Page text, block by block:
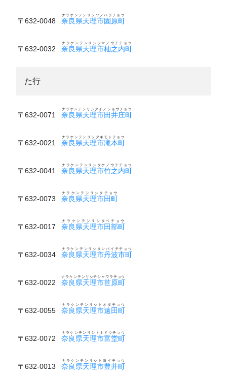
〒632-0048 奈良県天理市園原町
ナラケンテンリシソノハラチョウ
〒632-0032 奈良県天理市杣之内町
ナラケンテンリシソマノウチチョウ
た行
〒632-0071 奈良県天理市田井庄町
ナラケンテンリシタイノショウチョウ
〒632-0021 奈良県天理市滝本町
ナラケンテンリシタキモトチョウ
〒632-0041 奈良県天理市竹之内町
ナラケンテンリシタケノウチチョウ
〒632-0073 奈良県天理市田町
ナラケンテンリシタチョウ
〒632-0017 奈良県天理市田部町
ナラケンテンリシタベチョウ
〒632-0034 奈良県天理市丹波市町
ナラケンテンリシタンバイチチョウ
〒632-0022 奈良県天理市苣原町
ナラケンテンリシチシャワラチョウ
〒632-0055 奈良県天理市遠田町
ナラケンテンリシトオダチョウ
〒632-0072 奈良県天理市富堂町
ナラケンテンリシトミドウチョウ
〒632-0013 奈良県天理市豊井町
ナラケンテンリシトヨイチョウ